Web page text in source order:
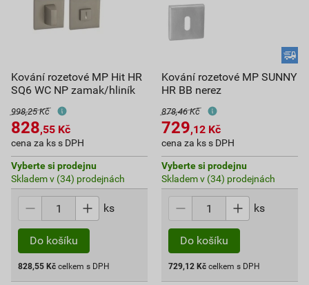
Kování rozetové MP Hit HR
SQ6 WC NP zamak/hliník
998,25 Kč
828,55 Kč
cena za ks s DPH
Vyberte si prodejnu
Skladem v (34) prodejnách
ks
Do košíku
828,55 Kč celkem s DPH
Kování rozetové MP SUNNY
HR BB nerez
878,46 Kč
729,12 Kč
cena za ks s DPH
Vyberte si prodejnu
Skladem v (34) prodejnách
ks
Do košíku
729,12 Kč celkem s DPH